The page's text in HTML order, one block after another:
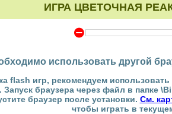
ИГРА ЦВЕТОЧНАЯ
Y
использовать другой
flash игр, рекомендуем
. Запуск браузера через файл в папке
браузер после установки. См.
чтобы играть в